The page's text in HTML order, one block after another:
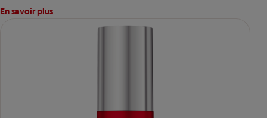
En savoir plus